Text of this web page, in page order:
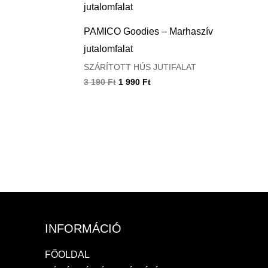
PAMICO Goodies – Marhaszív
jutalomfalat
SZÁRÍTOTT HÚS JUTIFALAT
3 190Ft
was:
190 Ft.
1 990 Ft
990 Ft.
INFORMÁCIÓ
FŐOLDAL